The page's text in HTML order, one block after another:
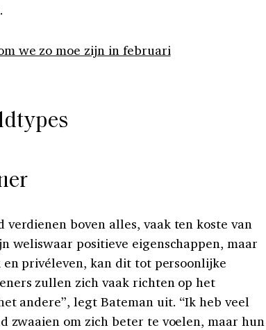
we zo moe zijn in februari
verdienen boven alles, vaak ten koste van
weliswaar positieve eigenschappen, maar
privéleven, kan dit tot persoonlijke
zullen zich vaak richten op het
andere”, legt Bateman uit. “Ik heb veel
zwaaien om zich beter te voelen, maar hun